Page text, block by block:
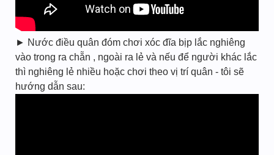
► Nước điều quân đóm chơi xóc đĩa bịp lắc nghiêng
vào trong ra chẵn , ngoài ra lẻ và nếu để người khác lắc
thì nghiêng lẻ nhiều hoặc chơi theo vị trí quân - tôi sẽ
hướng dẫn sau: